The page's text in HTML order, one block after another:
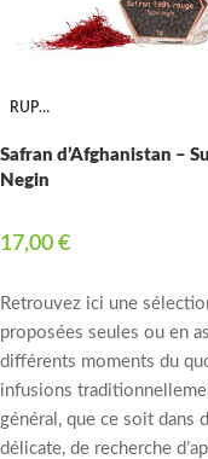
RUPTURE
Safran d’Afghanistan –
Negin
17,00 €
Retrouvez ici une
proposées seules ou en
différents moments du
infusions
général, que ce soit dans
délicate, de recherche